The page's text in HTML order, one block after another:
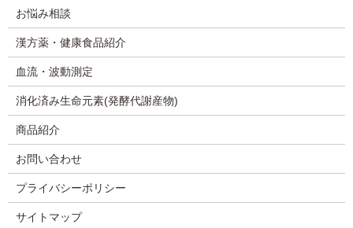
お悩み相談
漢方薬・健康食品紹介
血流・波動測定
消化済み生命元素(発酵代謝産物)
商品紹介
お問い合わせ
プライバシーポリシー
サイトマップ